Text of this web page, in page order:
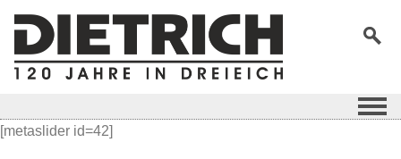
[metaslider id=42]